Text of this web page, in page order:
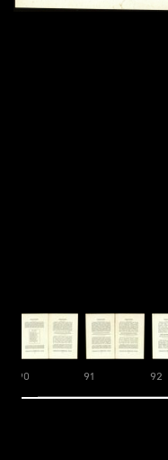
90 91 92